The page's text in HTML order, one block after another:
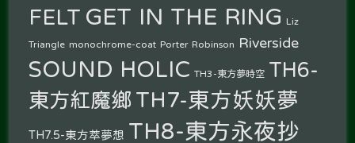
FELT GET IN THE RING Liz
Triangle monochrome-coat Porter Robinson Riverside
SOUND HOLIC TH3-東方夢時空 TH6-
東方紅魔鄉 TH7-東方妖妖夢
TH7.5-東方萃夢想 TH8-東方永夜抄